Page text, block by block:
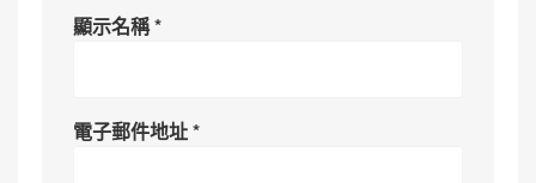
顯示名稱*
電子郵件地址*